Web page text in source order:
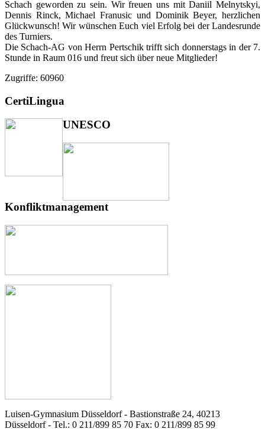
Schach geworden zu sein. Wir freuen uns mit Daniil Melnytskyi,
Dennis Rinck, Michael Franusic und Dominik Beyer, herzlichen
Glückwunsch! Wir wünschen Euch viel Erfolg bei der Landesrunde
des Turniers.
Die Schach-AG von Herrn Pertschik trifft sich donnerstags in der 7.
Stunde in Raum 016 und freut sich über neue Mitglieder!
Zugriffe: 60960
CertiLingua
UNESCO
Konfliktmanagement
Luisen-Gymnasium Düsseldorf - Bastionstraße 24, 40213
Düsseldorf - Tel.: 0 211/899 85 70 Fax: 0 211/899 85 99